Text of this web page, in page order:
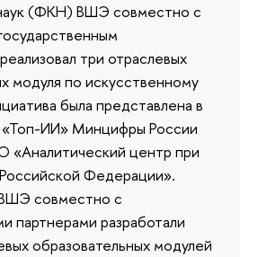
(ФКН) ВШЭ совместно с
три отраслевых
модуля по искусственному
была представлена в
«Топ-ИИ» Минцифры России
«Аналитический центр при
Федерации».
совместно с
партнерами разработали
образовательных модулей